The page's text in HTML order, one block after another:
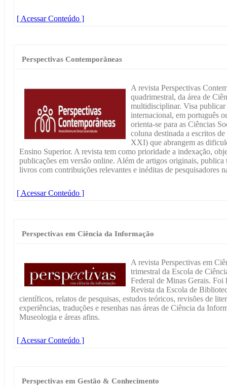
[ Acessar Conteúdo ]
Perspectivas Contemporâneas
A revista Perspectivas
quadrimestral, da área de
multidisciplinar. Visa publicar
internacional, em português
orienta-se para as Ciências
coluna destinada a escritos
XXI) que abrangem as
Ensino Superior. A revista tem como prioridade a indexação,
publicações em versão online. Além de artigos originais, publica
livros com contribuições relevantes e inéditas de pesquisadores
[ Acessar Conteúdo ]
Perspectivas em Ciência da Informação
A revista Perspectivas em
trimestral da Escola de
Federal de Minas Gerais. Foi
Revista da Escola de
científicos, relatos de pesquisas, estudos teóricos, revisões de
experiências, traduções e resenhas nas áreas de Ciência da
Museologia e áreas afins.
[ Acessar Conteúdo ]
Perspectivas em Gestão & Conhecimento